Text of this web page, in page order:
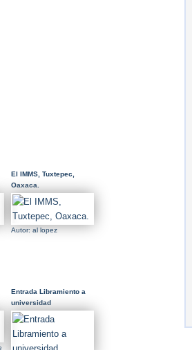
El IMMS, Tuxtepec,
Oaxaca.
Autor: al lopez
Entrada Libramiento a
universidad